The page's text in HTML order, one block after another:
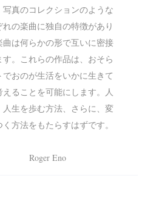
真のコレクションのような
の楽曲に独自の特徴があり
曲は何らかの形で互いに密接
。これらの作品は、おそら
でおのが生活をいかに生きて
ることを可能にします。人
生を歩む方法、さらに、変
方法をもたらすはずです。
Eno